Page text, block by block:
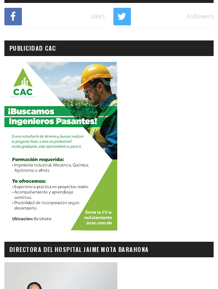
Likes Followers
PUBLICIDAD CAC
DIRECTORA DEL HOSPITAL JAIME MOTA BARAHONA